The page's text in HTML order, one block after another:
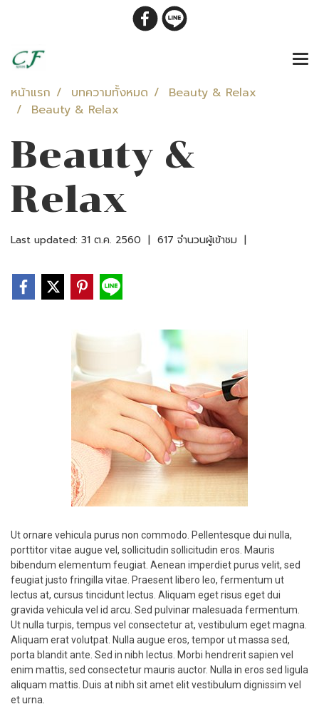
หน้าแรก บทความทั้งหมด
Beauty & Relax
Beauty & Relax
Beauty &
Relax
Last updated: 31 ต.ค. 2560 | 617 จำนวนผู้เข้าชม |
Ut ornare vehicula purus non commodo. Pellentesque dui nulla,
porttitor vitae augue vel, sollicitudin sollicitudin eros. Mauris
bibendum elementum feugiat. Aenean imperdiet purus velit, sed
feugiat justo fringilla vitae. Praesent libero leo, fermentum ut
lectus at, cursus tincidunt lectus. Aliquam eget risus eget dui
gravida vehicula vel id arcu. Sed pulvinar malesuada fermentum.
Ut nulla turpis, tempus vel consectetur at, vestibulum eget magna.
Aliquam erat volutpat. Nulla augue eros, tempor ut massa sed,
porta blandit ante. Sed in nibh lectus. Morbi hendrerit sapien vel
enim mattis, sed consectetur mauris auctor. Nulla in eros sed ligula
aliquam mattis. Duis at nibh sit amet elit vestibulum dignissim vel
et urna.